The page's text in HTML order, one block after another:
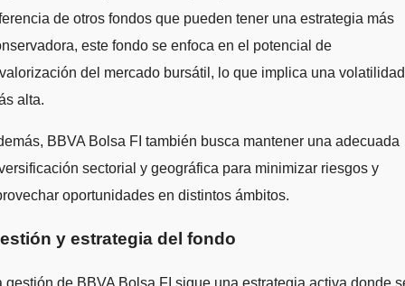
de otros fondos que pueden tener una estrategia más
este fondo se enfoca en el potencial de
del mercado bursátil, lo que implica una volatilidad
alta.
BBVA Bolsa FI también busca mantener una adecuada
sectorial y geográfica para minimizar riesgos y
oportunidades en distintos ámbitos.
y estrategia del fondo
gestión de BBVA Bolsa FI sigue una estrategia activa donde